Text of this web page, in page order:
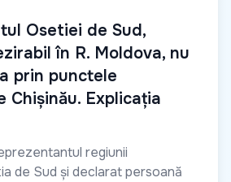
Osetiei de Sud,
în R. Moldova, nu
prin punctele
Chișinău. Explicația
regiunii
de Sud și declarat persoană